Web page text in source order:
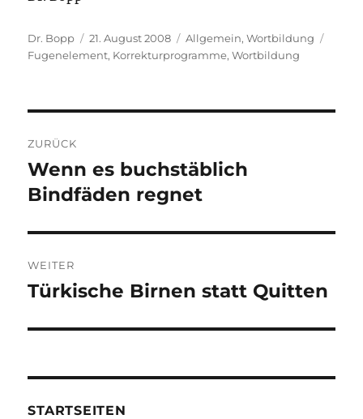
Autor
Dr. Bopp
Veröffentlicht
am
21. August 2008 Kategorien
Allgemein,Wortbildung
Fugenelement, Korrekturprogramme,Wortbildung
ZURÜCK
Vorheriger
Beitrag:
Wenn es buchstäblich
Bindfäden regnet
WEITER
Nächster
Türkische Birnen statt Quitten
STARTSEITEN